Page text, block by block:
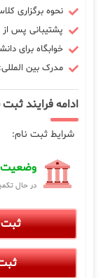
نحوه برگزاری
پشتیبانی پس از
خوابگاه برای
مدرک بین
ادامه فرایند ثبت
شرایط ثبت نام:
وضعیت
در حال